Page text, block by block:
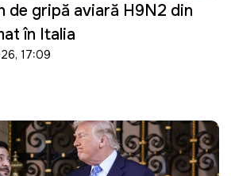
de gripă aviară H9N2 din
în Italia
17:09